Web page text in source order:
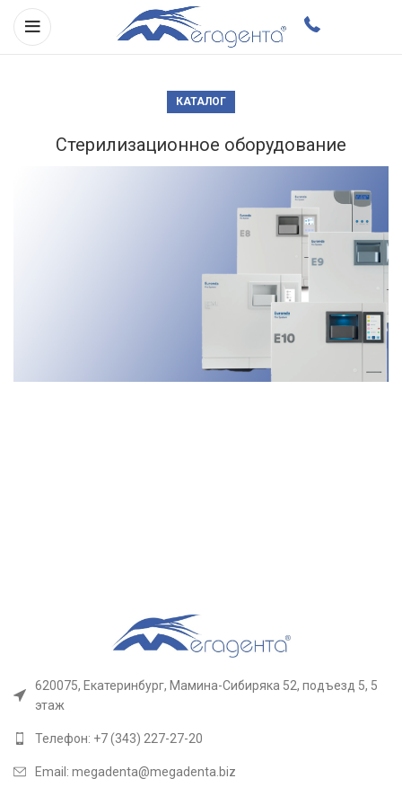
КАТАЛОГ
Стерилизационное оборудование
620075, Екатеринбург, Мамина-Сибиряка 52, подъезд 5, 5
этаж
Телефон: +7 (343) 227-27-20
Email: megadenta@megadenta.biz